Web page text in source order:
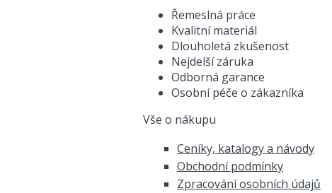
Řemeslná práce
Kvalitní materiál
Dlouholetá zkušenost
Nejdelší záruka
Odborná garance
Osobní péče o zákazníka
Vše o nákupu
Ceníky, katalogy a návody
Obchodní podmínky
Zpracování osobních údajů